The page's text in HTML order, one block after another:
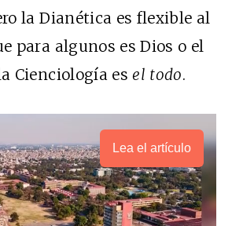
la Dianética es flexible al
para algunos es Dios o el
Cienciología esel todo.
Lea el artículo